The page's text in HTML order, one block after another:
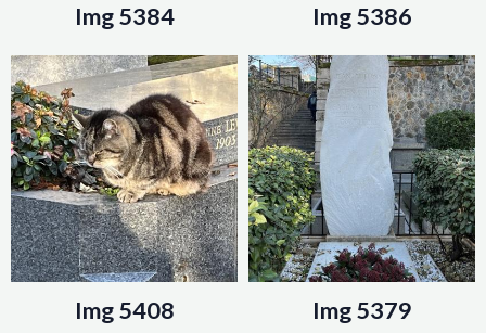
Img 5384 Img 5386
Img 5408 Img 5379